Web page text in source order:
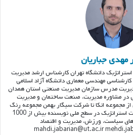
مهدی جباریان
دانشگاه تهران کارشناس ارشد مدیریت
کارشناسی مهندسی معماری دانشگاه آزاد اسلامی
مدرس سازمان مدیریت صنعتی استان همدان
در مشاوره مدیریت، صنعت ساختمان و مدیریت
مجموعه اتکا تا شرکت سیگار بهمن مجموعه رنگ
خلیج فارس و .. مولف کتاب مدیریت استراتژیک در سطح ملی نویسنده بیش از 1000
های سیاست، ورزش، مدیریت و اقتصاد
mahdi.jabarian@ut.ac.ir